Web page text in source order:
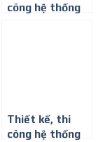
công hệ thống
Thiết kế, thi
công hệ thống